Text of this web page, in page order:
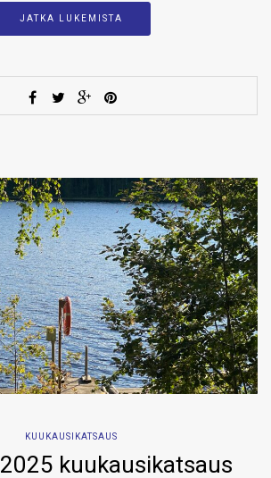
JATKA LUKEMISTA
KUUKAUSIKATSAUS
kuukausikatsaus